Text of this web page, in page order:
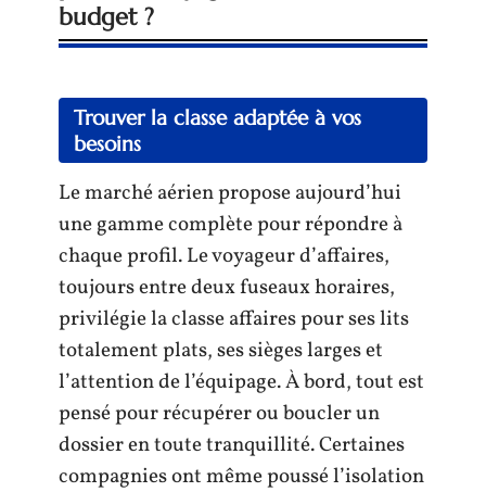
budget ?
Trouver la classe adaptée à vos
besoins
Le marché aérien propose aujourd’hui
une gamme complète pour répondre à
chaque profil. Le voyageur d’affaires,
toujours entre deux fuseaux horaires,
privilégie la classe affaires pour ses lits
totalement plats, ses sièges larges et
l’attention de l’équipage. À bord, tout est
pensé pour récupérer ou boucler un
dossier en toute tranquillité. Certaines
compagnies ont même poussé l’isolation